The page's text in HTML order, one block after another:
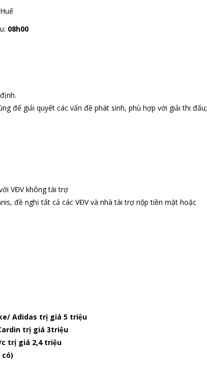
08h00
để giải quyết các vấn đề phát sinh, phù hợp với giải thi đấu;
VĐV không tài trợ
đề nghị tất cả các VĐV và nhà tài trợ nộp tiền mặt hoặc
Adidas trị giá 5 triệu
trị giá 3triệu
trị giá 2,4 triệu